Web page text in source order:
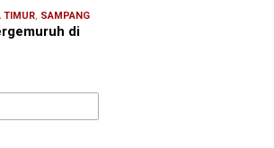
TIMUR, SAMPANG
di